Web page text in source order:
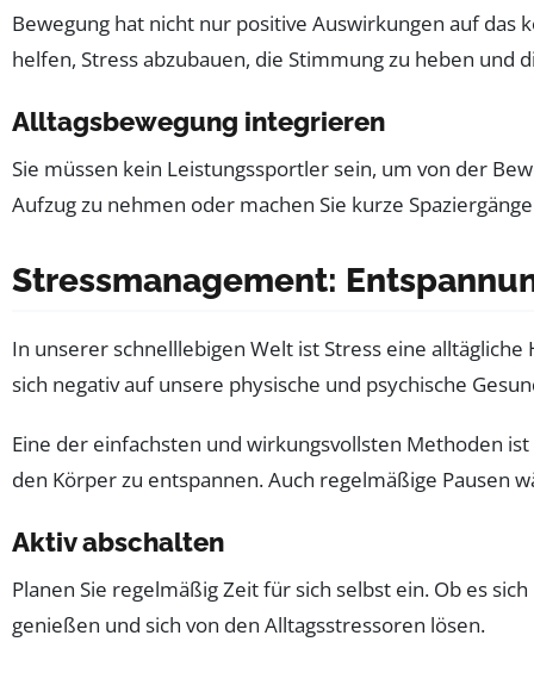
Bewegung hat nicht nur positive Auswirkungen auf
helfen, Stress abzubauen, die Stimmung zu heben und
Alltagsbewegung integrieren
Sie müssen kein Leistungssportler sein, um von der
Aufzug zu nehmen oder machen Sie kurze
Stressmanagement:
In unserer schnelllebigen Welt ist Stress eine
sich negativ auf unsere physische und psychische
Eine der einfachsten und wirkungsvollsten Methoden
den Körper zu entspannen. Auch regelmäßige Pausen
Aktiv abschalten
Planen Sie regelmäßig Zeit für sich selbst ein. Ob es
genießen und sich von den Alltagsstressoren lösen.